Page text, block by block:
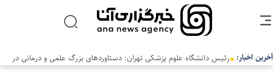
آخرین اخبار: رئیس دانشگاه علوم پزشکی تهران: دستاوردهای بزرگ علمی و درمانی در